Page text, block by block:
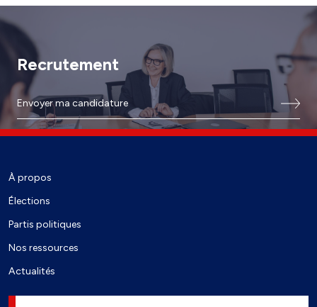
Recrutement
Envoyer ma candidature
À propos
Élections
Partis politiques
Nos ressources
Actualités